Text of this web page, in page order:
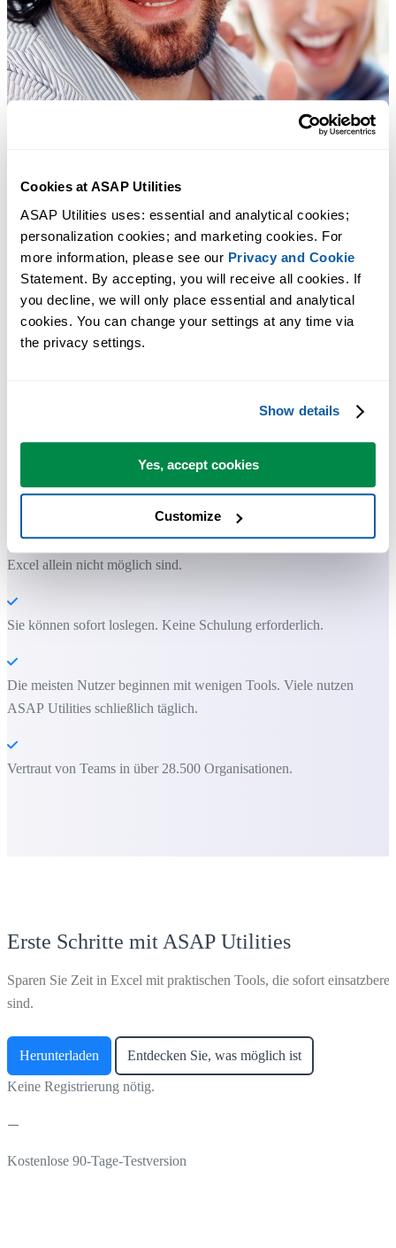
Cookies at ASAP Utilities
ASAP Utilities uses: essential and analytical cookies;
personalization cookies; and marketing cookies. For
more information, please see our Privacy and Cookie
Statement. By accepting, you will receive all cookies. If
you decline, we will only place essential and analytical
cookies. You can change your settings at any time via
the privacy settings.
Show details
Yes, accept cookies
Customize
Praktische Tools, die viele Excel-Nutzer in Excel vermissen.
Zeit sparen in Excel. Schnell und einfach.
ASAP Utilities hilft Ihnen, Zeit zu sparen und Dinge zu tun, die mit
Excel allein nicht möglich sind.
Sie können sofort loslegen. Keine Schulung erforderlich.
Die meisten Nutzer beginnen mit wenigen Tools. Viele nutzen
ASAP Utilities schließlich täglich.
Vertraut von Teams in über 28.500 Organisationen.
Erste Schritte mit ASAP Utilities
Sparen Sie Zeit in Excel mit praktischen Tools, die sofort einsatzbereit
sind.
Herunterladen Entdecken Sie, was möglich ist
Keine Registrierung nötig.
Kostenlose 90-Tage-Testversion